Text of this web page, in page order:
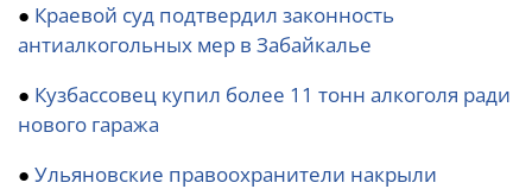
● Краевой суд подтвердил законность
антиалкогольных мер в Забайкалье
● Кузбассовец купил более 11 тонн алкоголя ради
нового гаража
● Ульяновские правоохранители накрыли